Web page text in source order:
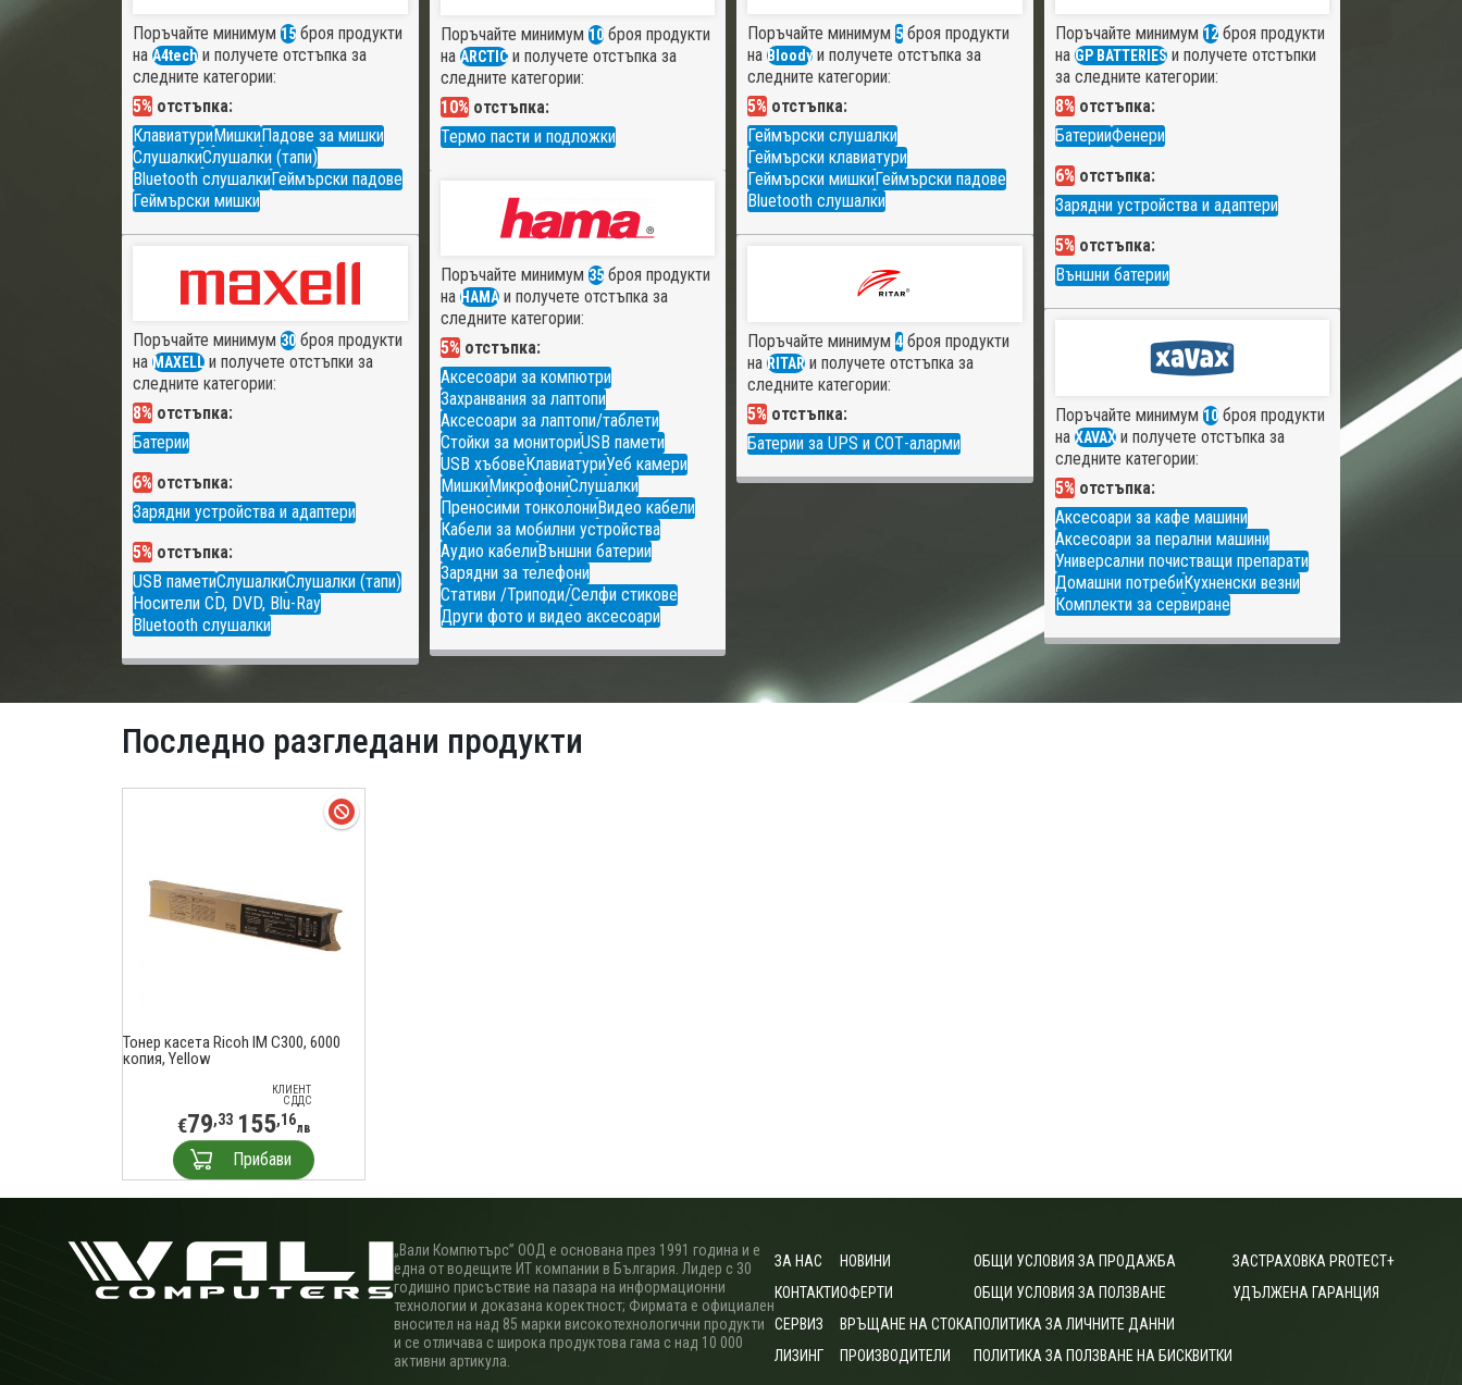
Поръчайте минимум 15 броя продукти
на A4tech и получете отстъпка за
следните категории:
5% отстъпка:
КлавиатуриМишкиПадове за мишки
СлушалкиСлушалки (тапи)
Bluetooth слушалкиГеймърски падове
Геймърски мишки
Поръчайте минимум 10броя продукти
на ARCTICи получете отстъпка за
следните категории:
10% отстъпка:
Термо пасти и подложки
Поръчайте минимум 5 броя продукти
на Bloody и получете отстъпка за
следните категории:
5% отстъпка:
Геймърски слушалки
Геймърски клавиатури
Геймърски мишкиГеймърски падове
Bluetooth слушалки
Поръчайте минимум 12броя продукти
на GP BATTERIESи получете отстъпки
за следните категории:
8% отстъпка:
БатерииФенери
6% отстъпка:
Зарядни устройства и адаптери
5% отстъпка:
Външни батерии
Поръчайте минимум 35броя продукти
на HAMAи получете отстъпка за
следните категории:
5% отстъпка:
Аксесоари за компютри
Захранвания за лаптопи
Аксесоари за лаптопи/таблети
Стойки за мониториUSB памети
USB хъбовеКлавиатуриУеб камери
МишкиМикрофониСлушалки
Преносими тонколониВидео кабели
Кабели за мобилни устройства
Аудио кабелиВъншни батерии
Зарядни за телефони
Стативи /Триподи/Селфи стикове
Други фото и видео аксесоари
Поръчайте минимум 30 броя продукти
на MAXELL и получете отстъпки за
следните категории:
8% отстъпка:
Батерии
6% отстъпка:
Зарядни устройства и адаптери
5% отстъпка:
USB паметиСлушалкиСлушалки (тапи)
Носители CD, DVD, Blu-Ray
Bluetooth слушалки
Поръчайте минимум 4 броя продукти
на RITAR и получете отстъпка за
следните категории:
5% отстъпка:
Батерии за UPS и СОТ-аларми
Поръчайте минимум 10броя продукти
на XAVAXи получете отстъпка за
следните категории:
5% отстъпка:
Аксесоари за кафе машини
Аксесоари за перални машини
Универсални почистващи препарати
Домашни потребиКухненски везни
Комплекти за сервиране
Последно разгледани продукти
Тонер касета Ricoh IM C300, 6000
копия, Yellow
КЛИЕНТ
С ДДС
€79,33 155,16лв
Прибави
„Вали Компютърс” ООД е основана през 1991 година и е
една от водещите ИТ компании в България. Лидер с 30
годишно присъствие на пазара на информационни
технологии и доказана коректност; Фирмата е официален
вносител на над 85 марки високотехнологични продукти
и се отличава с широка продуктова гама с над 10 000
активни артикула.
ЗА НАС
КОНТАКТИ
СЕРВИЗ
ЛИЗИНГ
НОВИНИ
ОФЕРТИ
ВРЪЩАНЕ НА СТОКА
ПРОИЗВОДИТЕЛИ
ОБЩИ УСЛОВИЯ ЗА ПРОДАЖБА
ОБЩИ УСЛОВИЯ ЗА ПОЛЗВАНЕ
ПОЛИТИКА ЗА ЛИЧНИТЕ ДАННИ
ПОЛИТИКА ЗА ПОЛЗВАНЕ НА БИСКВИТКИ
ЗАСТРАХОВКА PROTECT+
УДЪЛЖЕНА ГАРАНЦИЯ